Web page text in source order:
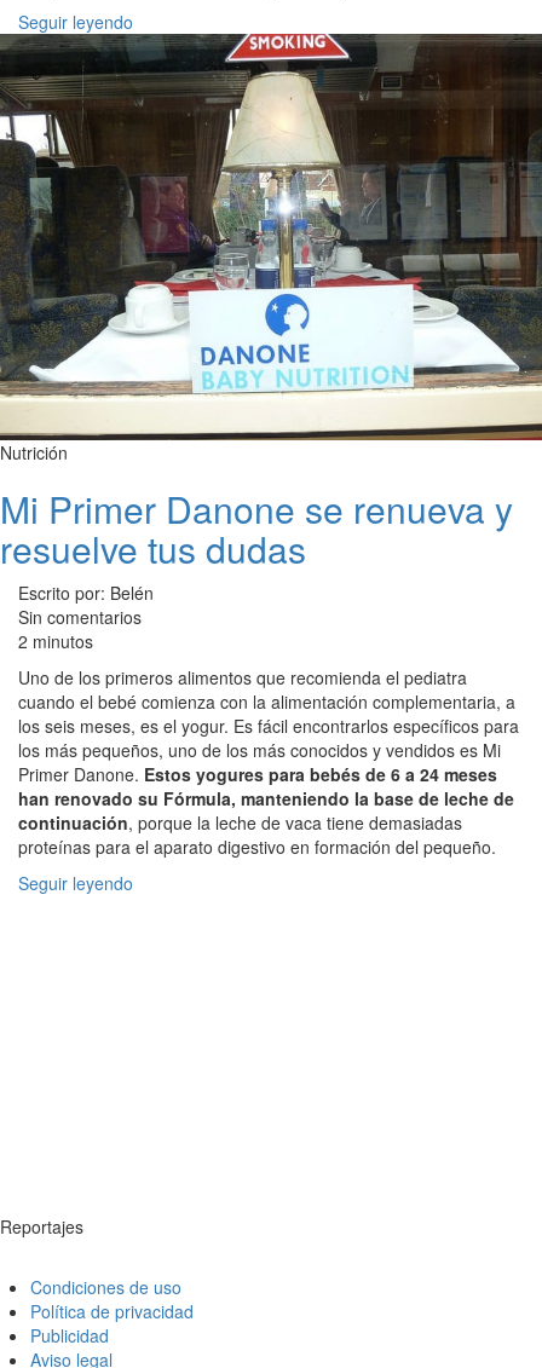
Seguir leyendo
Nutrición
Mi Primer Danone se renueva y
resuelve tus dudas
Escrito por: Belén
Sin comentarios
2 minutos
Uno de los primeros alimentos que recomienda el pediatra
cuando el bebé comienza con la alimentación complementaria, a
los seis meses, es el yogur. Es fácil encontrarlos específicos para
los más pequeños, uno de los más conocidos y vendidos es Mi
Primer Danone. Estos yogures para bebés de 6 a 24 meses
han renovado su Fórmula, manteniendo la base de leche de
continuación, porque la leche de vaca tiene demasiadas
proteínas para el aparato digestivo en formación del pequeño.
Seguir leyendo
Reportajes
Condiciones de uso
Política de privacidad
Publicidad
Aviso legal